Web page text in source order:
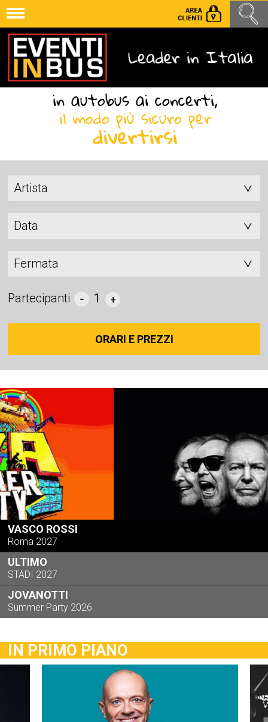
Artista
Data
Fermata
Partecipanti 1
ORARI E PREZZI
VASCO ROSSI
Roma 2027
ULTIMO
STADI 2027
JOVANOTTI
Summer Party 2026
IN PRIMO PIANO